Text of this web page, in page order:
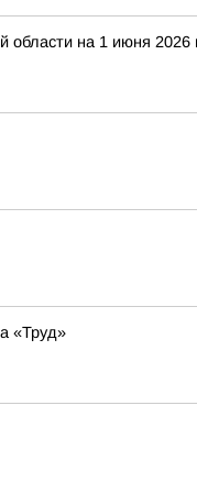
области на 1 июня 2026
«Труд»